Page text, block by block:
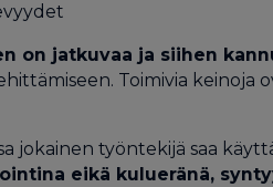
on jatkuvaa ja siihen
Toimivia keinoja
jokainen työntekijä saa
eikä kulueränä,